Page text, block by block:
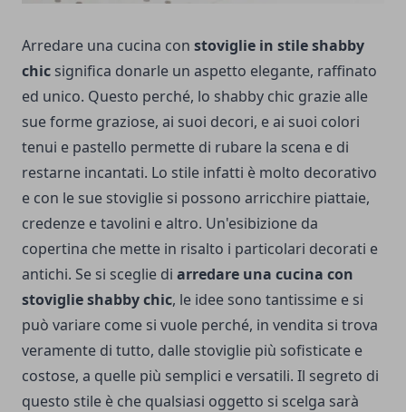
Arredare una cucina con stoviglie in stile shabby
chic significa donarle un aspetto elegante, raffinato
ed unico. Questo perché, lo shabby chic grazie alle
sue forme graziose, ai suoi decori, e ai suoi colori
tenui e pastello permette di rubare la scena e di
restarne incantati. Lo stile infatti è molto decorativo
e con le sue stoviglie si possono arricchire piattaie,
credenze e tavolini e altro. Un'esibizione da
copertina che mette in risalto i particolari decorati e
antichi. Se si sceglie di arredare una cucina con
stoviglie shabby chic, le idee sono tantissime e si
può variare come si vuole perché, in vendita si trova
veramente di tutto, dalle stoviglie più sofisticate e
costose, a quelle più semplici e versatili. Il segreto di
questo stile è che qualsiasi oggetto si scelga sarà